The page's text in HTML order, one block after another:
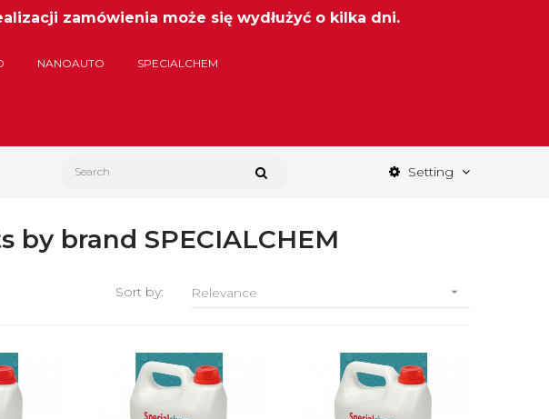
zamówienia może się wydłużyć o kilka dni.
NANOAUTO SPECIALCHEM
Setting
by brand SPECIALCHEM
Sort by: Relevance 